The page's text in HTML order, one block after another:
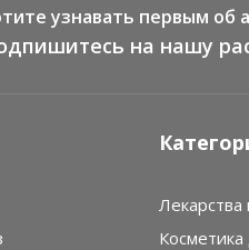
узнавать первым об
на нашу
Косметика